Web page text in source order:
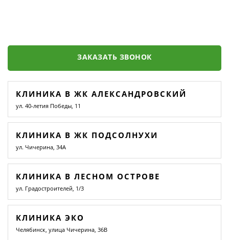
ЗАКАЗАТЬ ЗВОНОК
КЛИНИКА В ЖК АЛЕКСАНДРОВСКИЙ
ул. 40-летия Победы, 11
КЛИНИКА В ЖК ПОДСОЛНУХИ
ул. Чичерина, 34А
КЛИНИКА В ЛЕСНОМ ОСТРОВЕ
ул. Градостроителей, 1/3
КЛИНИКА ЭКО
Челябинск, улица Чичерина, 36В